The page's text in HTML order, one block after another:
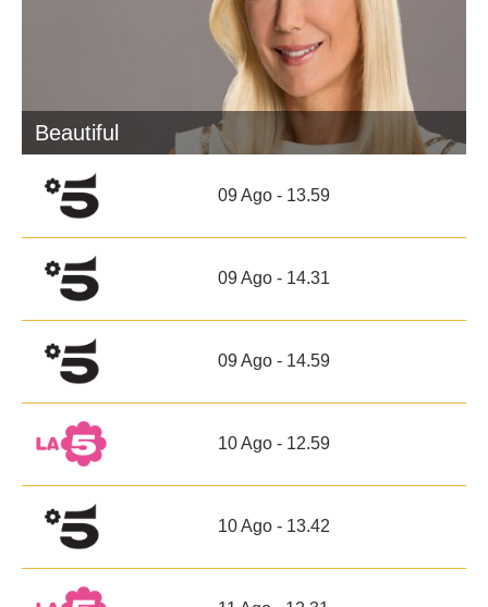
Beautiful
09 Ago - 13.59
09 Ago - 14.31
09 Ago - 14.59
10 Ago - 12.59
10 Ago - 13.42